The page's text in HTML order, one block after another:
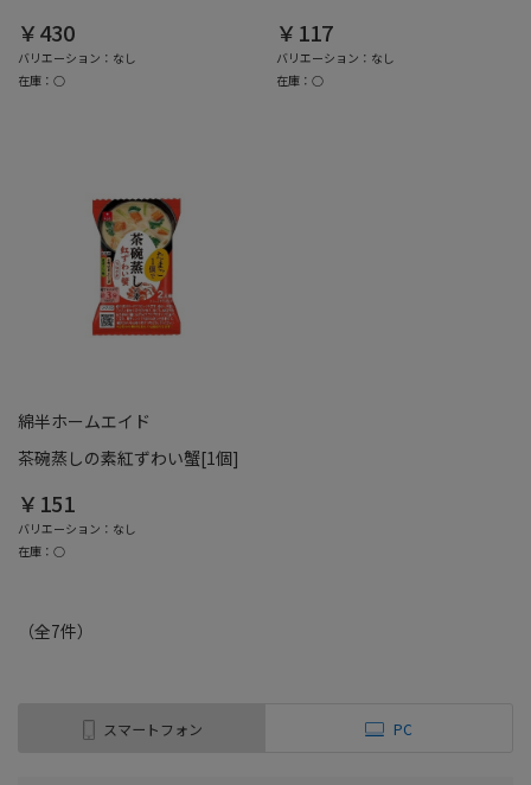
￥430
バリエーション：なし
在庫：○
￥117
バリエーション：なし
在庫：○
綿半ホームエイド
茶碗蒸しの素紅ずわい蟹[1個]
￥151
バリエーション：なし
在庫：○
（全7件）
スマートフォン PC